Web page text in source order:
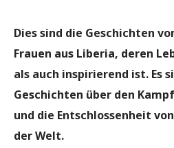
Dies sind die Geschichten
Frauen aus Liberia, deren
als auch inspirierend ist. Es
Geschichten über den
und die Entschlossenheit
der Welt.